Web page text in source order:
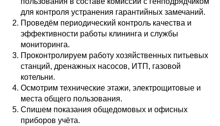
для контроля устранения гарантийных замечаний.
Проведём периодический контроль качества и
эффективности работы клининга и службы
мониторинга.
Проконтролируем работу хозяйственных питьевых
станций, дренажных насосов, ИТП, газовой
котельни.
Осмотрим технические этажи, электрощитовые и
места общего пользования.
Спишем показания общедомовых и офисных
приборов учёта.